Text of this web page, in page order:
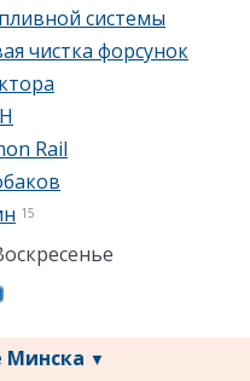
системы
чистка форсунок
Rail
15
Минска ▼